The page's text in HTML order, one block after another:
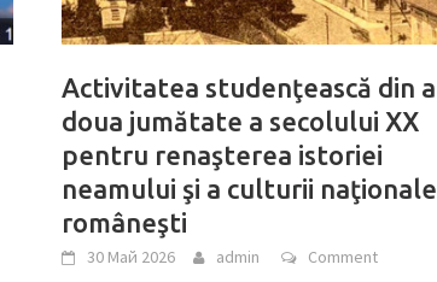
Activitatea studenţească din a
doua jumătate a secolului XX
pentru renaşterea istoriei
neamului şi a culturii naţionale
româneşti
30 Май 2026 admin Comment